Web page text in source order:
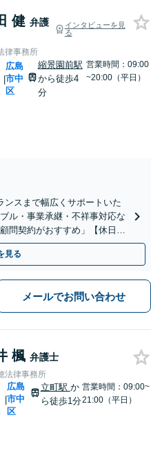
健 弁護
インタビューを見
る
律事務所
|
広島
市中
区
縮景園前駅
から徒歩4
分
営業時間：09:00
~20:00（平日）
ンスまで幅広くサポートいた
ル・事業承継・不祥事対応な
問契約がおすすめ」【休日・
見る
メールでお問い合わせ
楓 弁護士
法律事務所
|
広島
市中
区
立町駅 か
ら徒歩1分
営業時間：09:00~
21:00（平日）